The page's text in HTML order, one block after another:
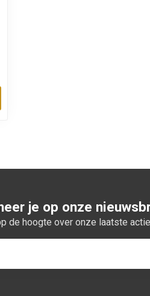
aan
je op onze
de hoogte over onze laatste